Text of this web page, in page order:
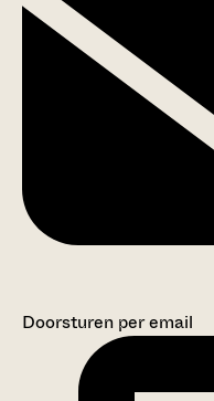
Doorsturen per email